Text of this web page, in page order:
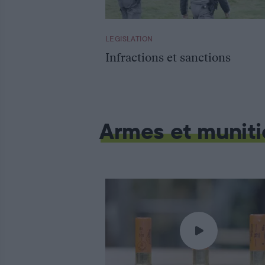
LEGISLATION
Infractions et sanctions
Armes et